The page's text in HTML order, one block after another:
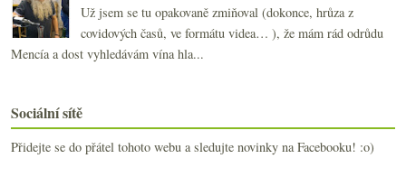
Už jsem se tu opakovaně zmiňoval (dokonce, hrůza z
covidových časů, ve formátu videa… ), že mám rád odrůdu
Mencía a dost vyhledávám vína hla...
Sociální sítě
Přidejte se do přátel tohoto webu a sledujte novinky na Facebooku! :o)